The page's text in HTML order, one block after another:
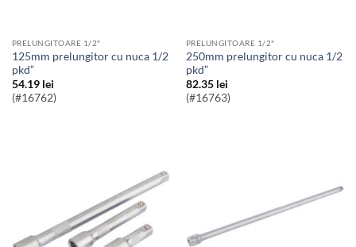
PRELUNGITOARE 1/2"
125mm prelungitor cu nuca 1/2
pkd”
54.19 lei
(#16762)
PRELUNGITOARE 1/2"
250mm prelungitor cu nuca 1/2
pkd”
82.35 lei
(#16763)